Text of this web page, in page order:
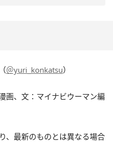
＠yuri_konkatsu）
画、文：マイナビウーマン編
、最新のものとは異なる場合